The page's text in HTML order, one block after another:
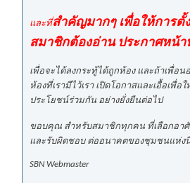
และที่สำคัญมากๆ เพื่อให้การตั้
สมาชิกต้องอ่าน ประกาศหน้า
เพื่อจะได้ลงกระทู้ได้ถูกห้อง และถ้าเพื่อน
ห้องที่เรามีไว้เรา เปิดโอกาสและเอื้อเ
ประโยชน์ร่วมกัน อย่างยั่งยืนต่อไป
ขอบคุณ สำหรับสมาชิกทุกคน ที่เลือกอา
และรับผิดชอบ ต่ออนาคตของชุมชนแห่ง
SBN Webmaster